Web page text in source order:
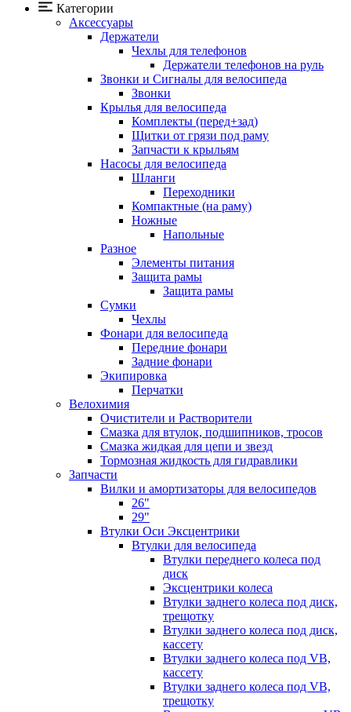
Категории
Аксессуары
Держатели
Чехлы для телефонов
Держатели телефонов на руль
Звонки и Сигналы для велосипеда
Звонки
Крылья для велосипеда
Комплекты (перед+зад)
Щитки от грязи под раму
Запчасти к крыльям
Насосы для велосипеда
Шланги
Переходники
Компактные (на раму)
Ножные
Напольные
Разное
Элементы питания
Защита рамы
Защита рамы
Сумки
Чехлы
Фонари для велосипеда
Передние фонари
Задние фонари
Экипировка
Перчатки
Велохимия
Очистители и Растворители
Смазка для втулок, подшипников, тросов
Смазка жидкая для цепи и звезд
Тормозная жидкость для гидравлики
Запчасти
Вилки и амортизаторы для велосипедов
26"
29"
Втулки Оси Эксцентрики
Втулки для велосипеда
Втулки переднего колеса под
диск
Эксцентрики колеса
Втулки заднего колеса под диск,
трещотку
Втулки заднего колеса под диск,
кассету
Втулки заднего колеса под VB,
кассету
Втулки заднего колеса под VB,
трещотку